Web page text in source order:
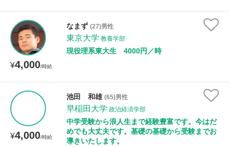
¥4,000/時給
なまず (27)男性
東京大学 教養学部
現役理系東大生 4000円／時
¥4,000/時給
池田 和雄 (65)男性
早稲田大学 政治経済学部
中学受験から浪人生まで経験豊富です。今はだ
めでも大丈夫です。基礎の基礎から受験までお
導きいたします。